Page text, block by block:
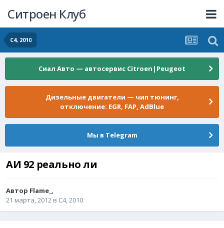
Ситроен Клуб
C4, 2010
Сиал Авто — автосервис Citroen|Peugeot
Дизельные двигатели — чип тюнинг,
отключение: EGR, FAP, AdBlue
Мы в Telegram
АИ 92 реально ли
Автор Flame_ ,
21 марта, 2012 в C4, 2010